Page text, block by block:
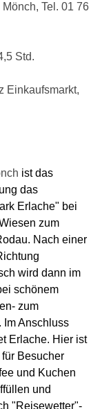
Tel. 01 76
ist das
das
Erlache" bei
zum
Nach einer
wird dann im
schönem
zum
Im Anschluss
Erlache. Hier ist
Besucher
und Kuchen
und
"Reisewetter"-